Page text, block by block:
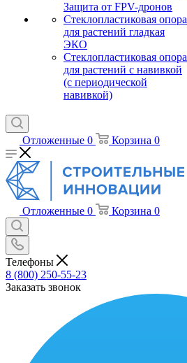
Защита от FPV-дронов
Стеклопластиковая опора
для растений гладкая
ЭКО
Стеклопластиковая опора
для растений с навивкой
(с периодической
навивкой)
Отложенные 0 Корзина 0
Отложенные 0 Корзина 0
Телефоны
8 (800) 250-55-23
Заказать звонок